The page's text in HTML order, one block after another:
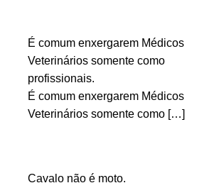
É comum enxergarem Médicos
Veterinários somente como
profissionais.
É comum enxergarem Médicos
Veterinários somente como […]
Cavalo não é moto.